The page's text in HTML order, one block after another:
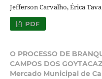
Jefferson Carvalho, Érica
PDF
O PROCESSO DE
CAMPOS DOS
Mercado Municipal de